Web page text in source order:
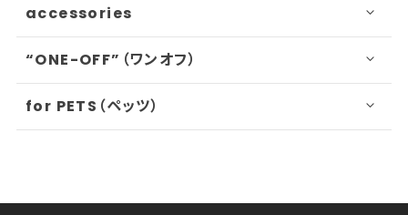
accessories
“ONE-OFF”（ワンオフ）
for PETS（ペッツ）